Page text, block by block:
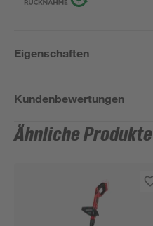
Eigenschaften
Kundenbewertungen
Ähnliche Produkte